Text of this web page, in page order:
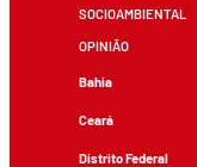
SOCIOAMBIENTAL
OPINIÃO
Bahia
Ceará
Distrito Federal